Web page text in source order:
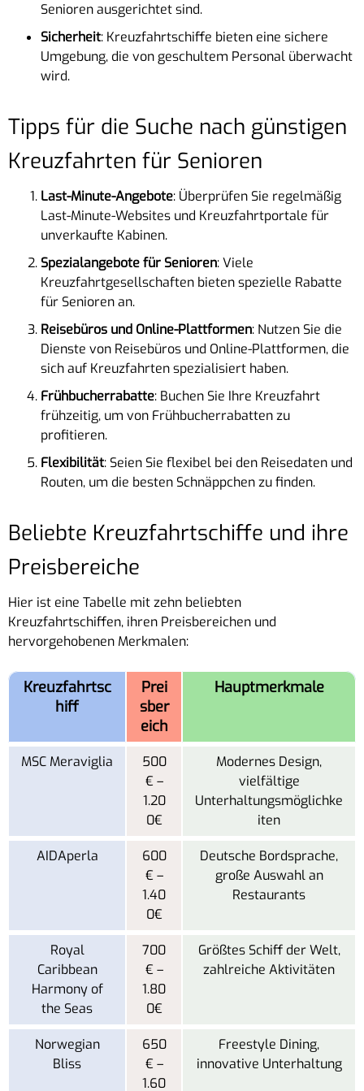
Senioren ausgerichtet sind.
Sicherheit: Kreuzfahrtschiffe bieten eine sichere
Umgebung, die von geschultem Personal überwacht
wird.
Tipps für die Suche nach günstigen
Kreuzfahrten für Senioren
Last-Minute-Angebote: Überprüfen Sie regelmäßig
Last-Minute-Websites und Kreuzfahrtportale für
unverkaufte Kabinen.
Spezialangebote für Senioren: Viele
Kreuzfahrtgesellschaften bieten spezielle Rabatte
für Senioren an.
Reisebüros und Online-Plattformen: Nutzen Sie die
Dienste von Reisebüros und Online-Plattformen, die
sich auf Kreuzfahrten spezialisiert haben.
Frühbucherrabatte: Buchen Sie Ihre Kreuzfahrt
frühzeitig, um von Frühbucherrabatten zu
profitieren.
Flexibilität: Seien Sie flexibel bei den Reisedaten und
Routen, um die besten Schnäppchen zu finden.
Beliebte Kreuzfahrtschiffe und ihre
Preisbereiche
Hier ist eine Tabelle mit zehn beliebten
Kreuzfahrtschiffen, ihren Preisbereichen und
hervorgehobenen Merkmalen:
Kreuzfahrtsc
hiff
Prei
sber
eich
Hauptmerkmale
MSC Meraviglia
500
€ –
1.20
0€
Modernes Design,
vielfältige
Unterhaltungsmöglichke
iten
AIDAperla
600
€ –
1.40
0€
Deutsche Bordsprache,
große Auswahl an
Restaurants
Royal
Caribbean
Harmony of
the Seas
700
€ –
1.80
0€
Größtes Schiff der Welt,
zahlreiche Aktivitäten
Norwegian
Bliss
650
€ –
1.60
Freestyle Dining,
innovative Unterhaltung